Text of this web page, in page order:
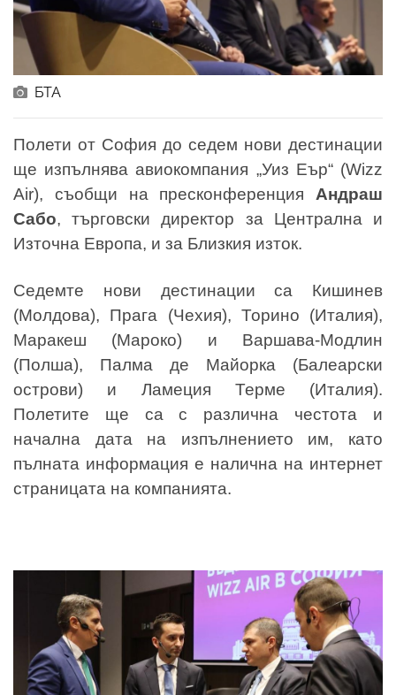
БТА
Полети от София до седем нови дестинации
ще изпълнява авиокомпания „Уиз Еър“ (Wizz
Air), съобщи на пресконференция Андраш
Сабо, търговски директор за Централна и
Източна Европа, и за Близкия изток.
Седемте нови дестинации са Кишинев
(Молдова), Прага (Чехия), Торино (Италия),
Маракеш (Мароко) и Варшава-Модлин
(Полша), Палма де Майорка (Балеарски
острови) и Ламеция Терме (Италия).
Полетите ще са с различна честота и
начална дата на изпълнението им, като
пълната информация е налична на интернет
страницата на компанията.